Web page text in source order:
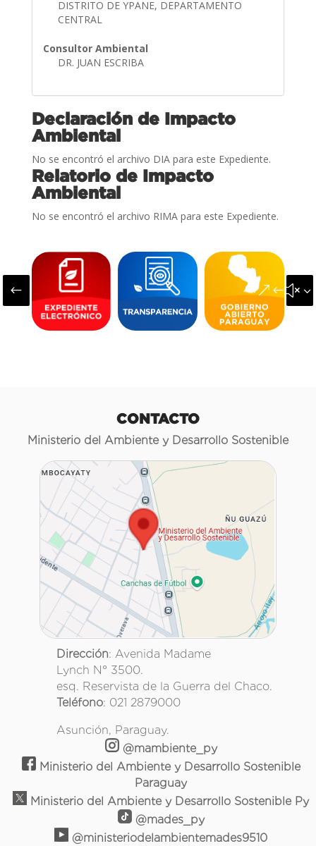
DISTRITO DE YPANE, DEPARTAMENTO
CENTRAL
Consultor Ambiental
DR. JUAN ESCRIBA
Declaración de Impacto
Ambiental
No se encontró el archivo DIA para este Expediente.
Relatorio de Impacto
Ambiental
No se encontró el archivo RIMA para este Expediente.
#
CONTACTO
Ministerio del Ambiente y Desarrollo Sostenible
Dirección: Avenida Madame
Lynch N° 3500.
esq. Reservista de la Guerra del Chaco.
Teléfono: 021 2879000
Asunción, Paraguay.
@mambiente_py
Ministerio del Ambiente y Desarrollo Sostenible
Paraguay
Ministerio del Ambiente y Desarrollo Sostenible Py
@mades_py
@ministeriodelambientemades9510